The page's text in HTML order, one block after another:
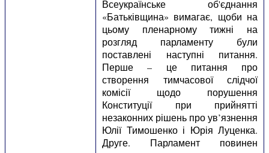
Всеукраїнське об'єднання
«Батьківщина» вимагає, щоби на
цьому пленарному тижні на
розгляд парламенту були
поставлені наступні питання.
Перше – це питання про
створення тимчасової слідчої
комісії щодо порушення
Конституції при прийнятті
незаконних рішень про ув’язнення
Юлії Тимошенко і Юрія Луценка.
Друге. Парламент повинен